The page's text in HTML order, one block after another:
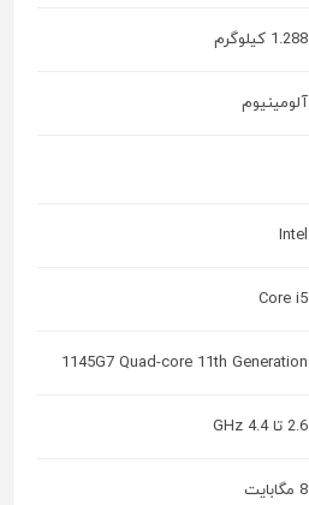
1.288 کیلوگرم
آلومینیوم
Intel
Core i5
1145G7 Quad-core 11th Generation
2.6 تا 4.4 GHz
8 مگابایت